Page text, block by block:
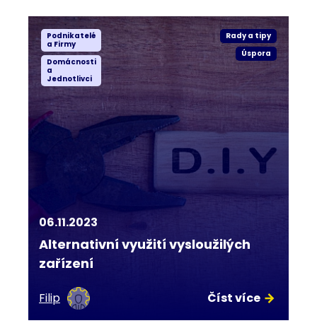
Podnikatelé
a Firmy
Domácnosti
a
Jednotlivci
Rady a tipy
Úspora
06.11.2023
Alternativní využití vysloužilých
zařízení
Filip Číst více